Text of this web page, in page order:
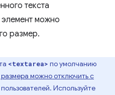
текста
элемент можно
размер.
<textarea> по умолчанию
можно отключить с
Используйте